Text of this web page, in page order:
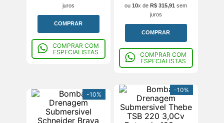
juros
COMPRAR
COMPRAR COM
ESPECIALISTAS
ou 10x de R$ 315,91 sem
juros
COMPRAR
COMPRAR COM
ESPECIALISTAS
-10%
-10%